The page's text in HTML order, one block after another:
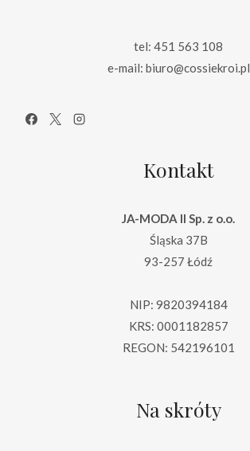
tel: 451 563 108
e-mail: biuro@cossiekroi.pl
Kontakt
JA-MODA II Sp. z o.o.
Śląska 37B
93-257 Łódź
NIP: 9820394184
KRS: 0001182857
REGON: 542196101
Na skróty